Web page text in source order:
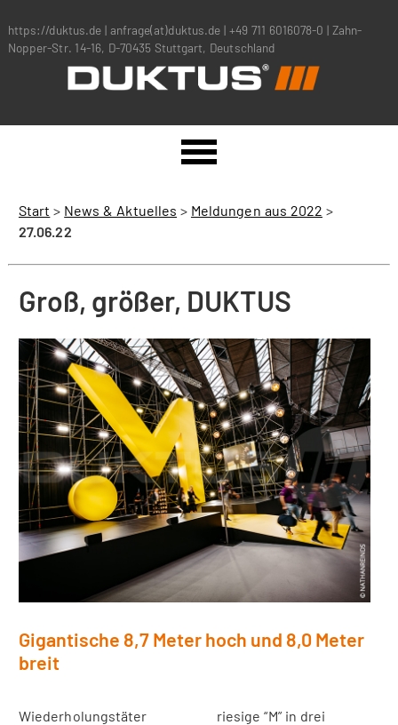
https://duktus.de | anfrage(at)duktus.de | +49 711 6016078-0 | Zahn-
Nopper-Str. 14-16, D-70435 Stuttgart, Deutschland
Start > News & Aktuelles > Meldungen aus 2022 >
27.06.22
Groß, größer, DUKTUS
Gigantische 8,7 Meter hoch und 8,0 Meter
breit
Wiederholungstäter
riesige “M” in drei